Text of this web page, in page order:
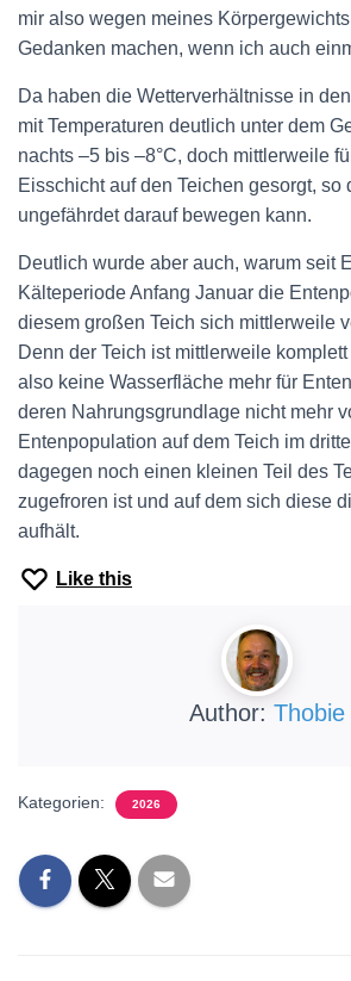
mir also wegen meines
Gedanken machen, wenn ich auch
Da haben die Wetterverhältnisse in
mit Temperaturen deutlich unter dem
nachts –5 bis –8°C, doch mittlerweile
Eisschicht auf den Teichen gesorgt, so
ungefährdet darauf bewegen kann.
Deutlich wurde aber auch, warum seit
Kälteperiode Anfang Januar die
diesem großen Teich sich mittlerweile
Denn der Teich ist mittlerweile
also keine Wasserfläche mehr für
deren Nahrungsgrundlage nicht mehr
Entenpopulation auf dem Teich im
dagegen noch einen kleinen Teil des
zugefroren ist und auf dem sich diese
aufhält.
Like this
Author: Thobie
Kategorien: 2026